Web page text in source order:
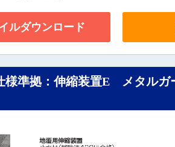
ルダウンロード
様準拠：伸縮装置E メタル